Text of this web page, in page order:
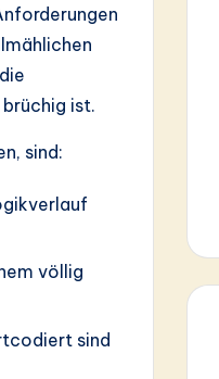
ist.
sind:
völlig
sind